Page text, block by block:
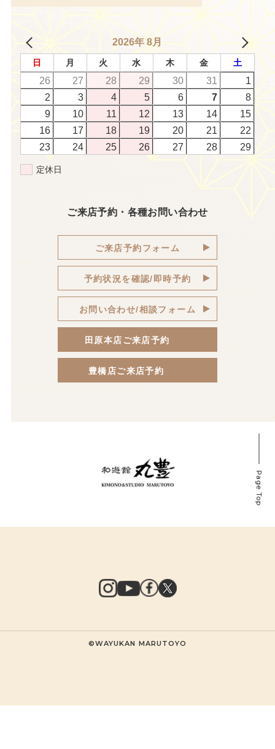
2026年 8月
日 月 火 水 木 金 土
26 27 28 29 30 31
1
2
3 4 5 6 7
8
9
10 11 12 13 14
15
16
17 18 19 20 21
22
23
24 25 26 27 28 29
定休日
ご来店予約・各種お問い合わせ
ご来店予約フォーム
予約状況を確認/即時予約
お問い合わせ/相談フォーム
田原本店ご来店予約
豊橋店ご来店予約
Page Top
©WAYUKAN MARUTOYO